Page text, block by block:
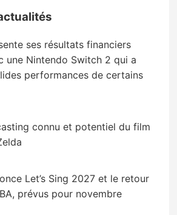
ses résultats financiers
une Nintendo Switch 2 qui a
performances de certains
connu et potentiel du film
Let’s Sing 2027 et le retour
prévus pour novembre